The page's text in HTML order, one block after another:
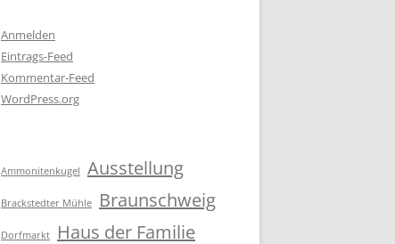
Anmelden
Eintrags-Feed
Kommentar-Feed
WordPress.org
Ammonitenkugel Ausstellung
Brackstedter Mühle Braunschweig
Dorfmarkt Haus der Familie